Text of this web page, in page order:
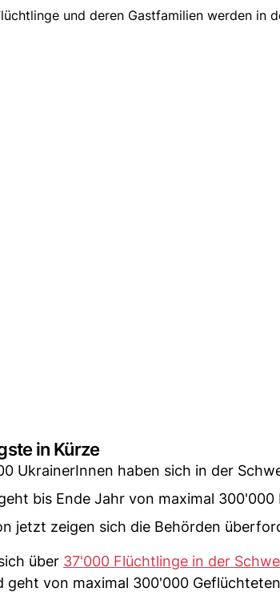
und deren Gastfamilien werden in
in Kürze
UkrainerInnen haben sich in der
bis Ende Jahr von maximal 300'000
jetzt zeigen sich die Behörden
über 37'000 Flüchtlinge in der
geht von maximal 300'000